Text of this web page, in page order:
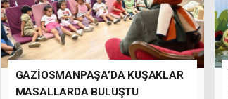
GAZİOSMANPAŞA’DA KUŞAKLAR
MASALLARDA BULUŞTU